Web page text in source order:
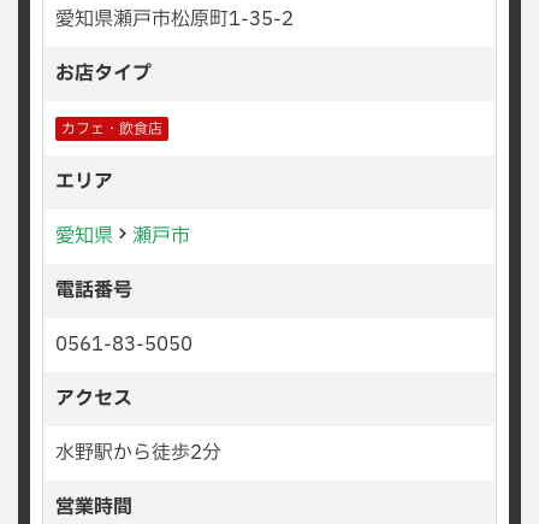
愛知県瀬戸市松原町1-35-2
お店タイプ
カフェ・飲食店
エリア
愛知県
瀬戸市
電話番号
0561-83-5050
アクセス
水野駅から徒歩2分
営業時間